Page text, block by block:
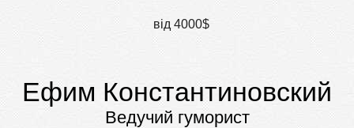
від 4000$
Ефим Константиновский
Ведучий гуморист